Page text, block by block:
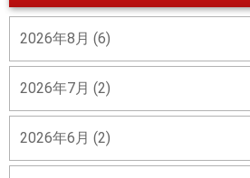
2026年8月 (6)
2026年7月 (2)
2026年6月 (2)